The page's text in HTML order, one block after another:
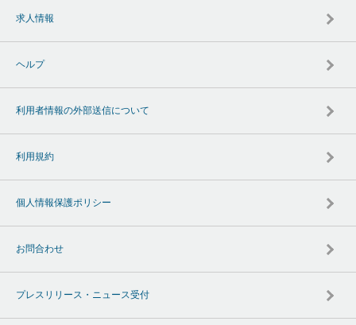
求人情報
ヘルプ
利用者情報の外部送信について
利用規約
個人情報保護ポリシー
お問合わせ
プレスリリース・ニュース受付